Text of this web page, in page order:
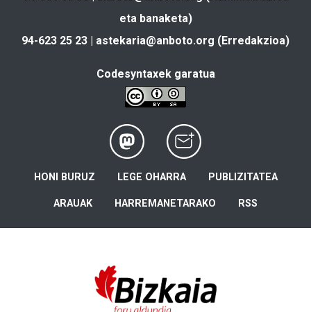
eta banaketa)
94-623 25 23 | astekaria@anboto.org (Erredakzioa)
Codesyntaxek garatua
HONI BURUZ LEGE OHARRA PUBLIZITATEA
ARAUAK HARREMANETARAKO RSS